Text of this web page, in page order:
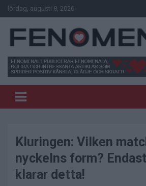
Hoppa
till
lördag, augusti 8, 2026
Fenomenalt
skratt!
Kluringen: Vilken
nyckelns form?
klarar detta!